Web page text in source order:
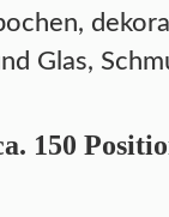
Glas,
150